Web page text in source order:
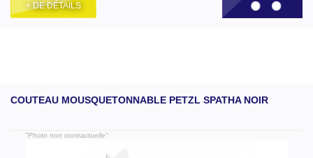
+ DE DÉTAILS
COUTEAU MOUSQUETONNABLE PETZL SPATHA NOIR
"Photo non contractuelle"